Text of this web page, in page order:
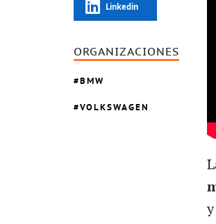
Linkedin
ORGANIZACIONES
BMW
VOLKSWAGEN